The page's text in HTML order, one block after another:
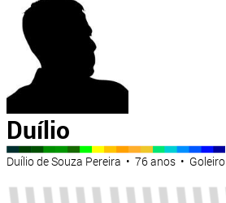
Duílio
Duílio de Souza Pereira • 76 anos • Goleiro